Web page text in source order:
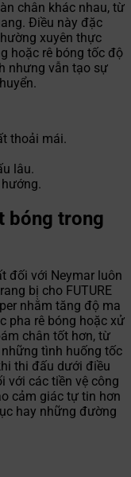
chân khác nhau, từ
Điều này đặc
xuyên thực
hoặc rê bóng tốc độ
nhưng vẫn tạo sự
thoải mái.
lâu.
bóng trong
đối với Neymar luôn
bị cho FUTURE
nhằm tăng độ ma
pha rê bóng hoặc xử
chân tốt hơn, từ
tình huống tốc
thi đấu dưới điều
với các tiền vệ công
cảm giác tự tin hơn
hay những đường